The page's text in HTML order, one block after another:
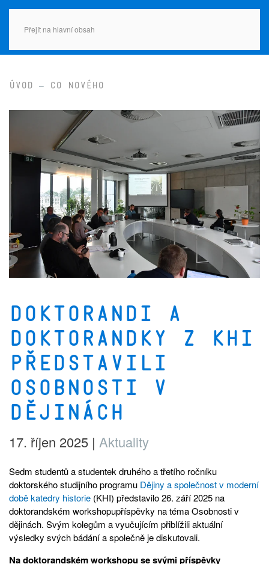
Přejít na hlavní obsah
Úvod Co nového
Doktorandi a
doktorandky z KHI
představili
Osobnosti v
dějinách
17. říjen 2025 | Aktuality
Sedm studentů a studentek druhého a třetího ročníku
doktorského studijního programu Dějiny a společnost v moderní
doběkatedry historie (KHI) představilo 26. září 2025 na
doktorandském workshopupříspěvky na téma Osobnosti v
dějinách. Svým kolegům a vyučujícím přiblížili aktuální
výsledky svých bádání a společně je diskutovali.
Na doktorandském workshopu se svými příspěvky